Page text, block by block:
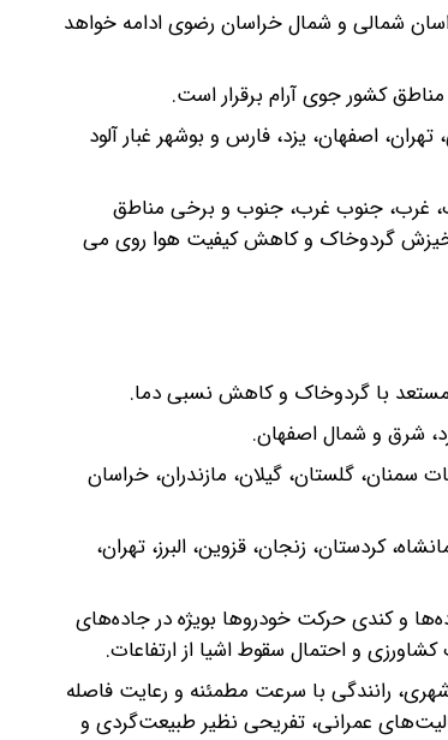
شمالی و شمال خراسان رضوی ادامه خواهد
کشور جوی آرام برقرار است.
اصفهان، یزد، فارس و بوشهر غبار آلود
غرب، جنوب غرب، جنوب و برخی مناطق
خیزش گردوخاک و کاهش کیفیت هوا روی می
مستعد با گردوخاک و کاهش نسبی دما.
ارتفاعات سمنان، گلستان، گیلان، مازندران، خراسان
کرمانشاه، کردستان، زنجان، قزوین، البرز، تهران،
و کندی حرکت خودروها بویژه در جاده‌های
و احتمال سقوط اشیا از ارتفاعات.
رانندگی با سرعت مطمئنه و رعایت فاصله
عمرانی، تفریحی نظیر طبیعت‌گردی و